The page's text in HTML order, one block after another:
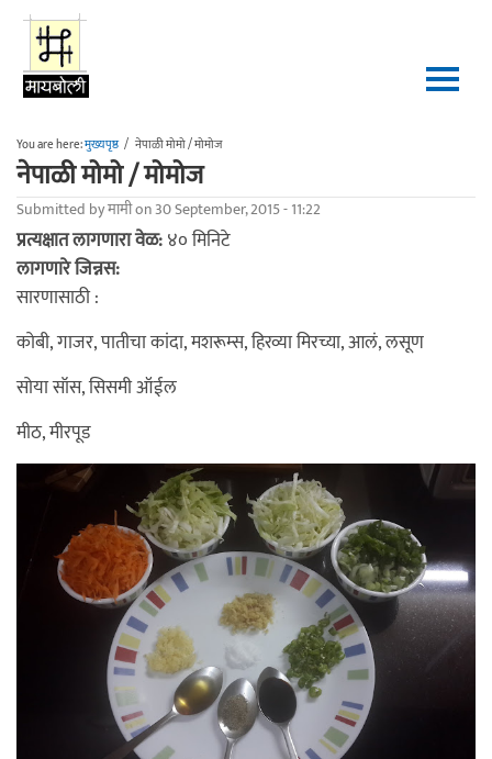
Skip to main content
You are here:मुख्यपृष्ठ / नेपाळी मोमो / मोमोज
नेपाळी मोमो / मोमोज
Submitted byमामीon 30 September, 2015 - 11:22
प्रत्यक्षात लागणारा वेळ:४० मिनिटे
लागणारे जिन्नस:
सारणासाठी :
कोबी, गाजर, पातीचा कांदा, मशरूम्स, हिरव्या मिरच्या, आलं, लसूण
सोया सॉस, सिसमी ऑईल
मीठ, मीरपूड